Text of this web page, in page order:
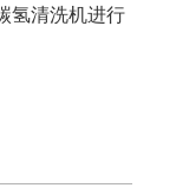
氢清洗机进行